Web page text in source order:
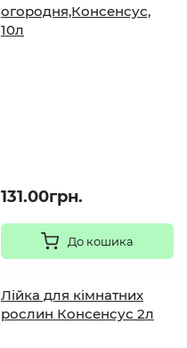
огородня,Консенсус,
10л
131.00грн.
До кошика
Лійка для кімнатних
рослин Консенсус 2л